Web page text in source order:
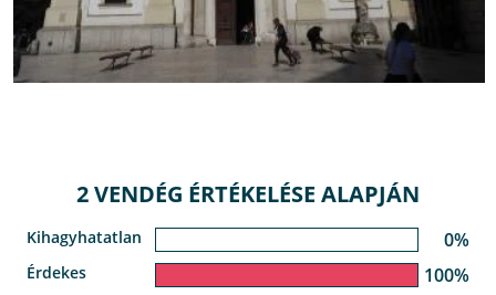
2 VENDÉG ÉRTÉKELÉSE ALAPJÁN
Kihagyhatatlan 0%
Érdekes 100%